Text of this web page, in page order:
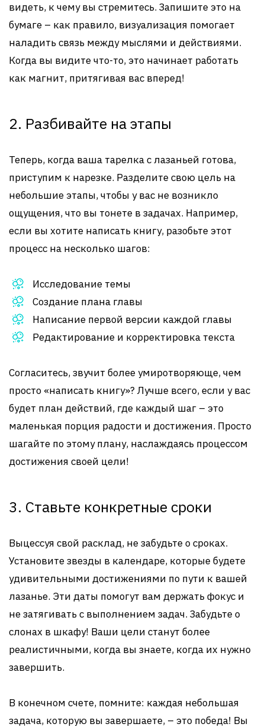
видеть, к чему вы стремитесь. Запишите это на
бумаге – как правило, визуализация помогает
наладить связь между мыслями и действиями.
Когда вы видите что-то, это начинает работать
как магнит, притягивая вас вперед!
2. Разбивайте на этапы
Теперь, когда ваша тарелка с лазаньей готова,
приступим к нарезке. Разделите свою цель на
небольшие этапы, чтобы у вас не возникло
ощущения, что вы тонете в задачах. Например,
если вы хотите написать книгу, разобьте этот
процесс на несколько шагов:
Исследование темы
Создание плана главы
Написание первой версии каждой главы
Редактирование и корректировка текста
Согласитесь, звучит более умиротворяюще, чем
просто «написать книгу»? Лучше всего, если у вас
будет план действий, где каждый шаг – это
маленькая порция радости и достижения. Просто
шагайте по этому плану, наслаждаясь процессом
достижения своей цели!
3. Ставьте конкретные сроки
Выцессуя свой расклад, не забудьте о сроках.
Установите звезды в календаре, которые будете
удивительными достижениями по пути к вашей
лазанье. Эти даты помогут вам держать фокус и
не затягивать с выполнением задач. Забудьте о
слонах в шкафу! Ваши цели станут более
реалистичными, когда вы знаете, когда их нужно
завершить.
В конечном счете, помните: каждая небольшая
задача, которую вы завершаете, – это победа! Вы